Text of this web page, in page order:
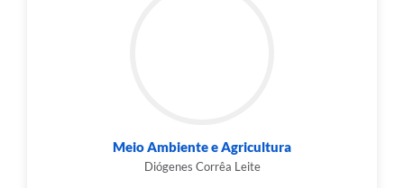
Meio Ambiente e Agricultura
Diógenes Corrêa Leite